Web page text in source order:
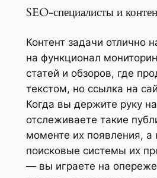
SEO-специалисты и
Контент задачи отлично
на функционал
статей и обзоров, где
текстом, но ссылка на
Когда вы держите руку
отслеживаете такие
моменте их появления, а
поисковые системы их
— вы играете на